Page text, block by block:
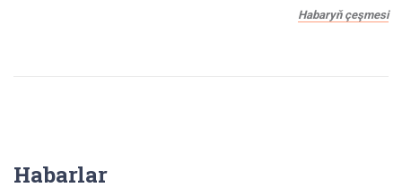
Habaryň çeşmesi
Habarlar